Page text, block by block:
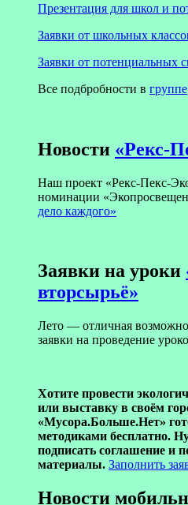
Презентация для школ и
Заявки от школьных
Заявки от потенциальных
Все подбробности в группе
Новости «Рекс-
Наш проект «Рекс-Пекс-
номинации
дело каждого»
Заявки на уроки
вторсырьё»
Лето — отличная
заявки на проведение
Хотите провести
или выставку в своём
«Мусора.Больше.Нет»
методиками бесплатно.
подписать соглашение и
материалы. Заполнить
Новости